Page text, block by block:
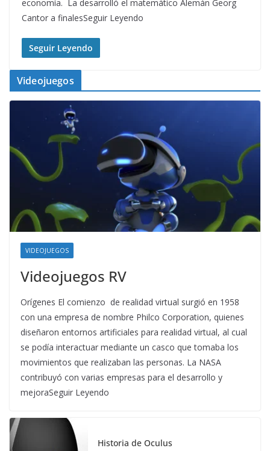
economía. La desarrolló el matemático Alemán Georg
Cantor a finalesSeguir Leyendo
Seguir Leyendo
Videojuegos
VIDEOJUEGOS
Videojuegos RV
Orígenes El comienzo de realidad virtual surgió en 1958
con una empresa de nombre Philco Corporation, quienes
diseñaron entornos artificiales para realidad virtual, al cual
se podía interactuar mediante un casco que tomaba los
movimientos que realizaban las personas. La NASA
contribuyó con varias empresas para el desarrollo y
mejoraSeguir Leyendo
Historia de Oculus